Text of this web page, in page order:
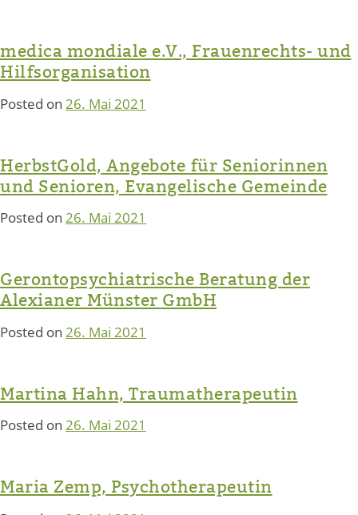
medica mondiale e.V., Frauenrechts- und
Hilfsorganisation
Posted on 26. Mai 2021
HerbstGold, Angebote für Seniorinnen
und Senioren, Evangelische Gemeinde
Posted on 26. Mai 2021
Gerontopsychiatrische Beratung der
Alexianer Münster GmbH
Posted on 26. Mai 2021
Martina Hahn, Traumatherapeutin
Posted on 26. Mai 2021
Maria Zemp, Psychotherapeutin